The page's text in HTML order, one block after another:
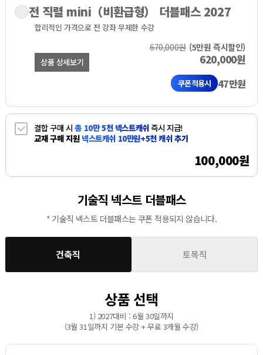
전 직렬 mini（비환급형） 더블패스 2027
합리적인 가격으로전 강좌 무제한 수강
상품 상세보기
670,000원 (5만원 즉시할인)
620,000원
쿠폰적용시 47만원
결합 구매 시총 10만 5천 넥스트캐쉬즉시 지급!
교재 구매 지원 넥스트캐쉬 10만원+5천 캐쉬 추가
100,000원
기술직 넥스트 더블패스
* 기술직 넥스트 더블패스는 쿠폰 적용되지 않습니다.
건축직 토목직
상품 선택
1) 2027대비 : 6월 30일까지
(3월 31일까지 기본 수강 + 무료 3개월 수강)